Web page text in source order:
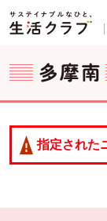
ページの先頭です。
ここからサイト内
サイト内共通メニ
サイト内共通メニ
指定された